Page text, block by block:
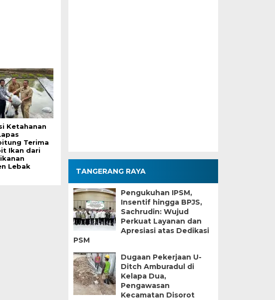
Ketahanan
Terima
Ikan dari
Lebak
TANGERANG RAYA
Pengukuhan IPSM,
Insentif hingga BPJS,
Sachrudin: Wujud
Perkuat Layanan dan
Apresiasi atas Dedikasi
PSM
Dugaan Pekerjaan U-
Ditch Amburadul di
Kelapa Dua,
Pengawasan
Kecamatan Disorot